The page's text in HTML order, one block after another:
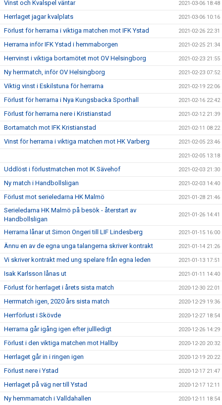
Vinst och Kvalspel väntar 2021-03-06 18:48
Herrlaget jagar kvalplats 2021-03-06 10:16
Förlust för herrarna i viktiga matchen mot IFK Ystad 2021-02-26 22:31
Herrarna inför IFK Ystad i hemmaborgen 2021-02-25 21:34
Herrvinst i viktiga bortamötet mot OV Helsingborg 2021-02-23 21:55
Ny herrmatch, inför OV Helsingborg 2021-02-23 07:52
Viktig vinst i Eskilstuna för herrarna 2021-02-19 22:06
Förlust för herrarna i Nya Kungsbacka Sporthall 2021-02-16 22:42
Förlust för herrarna nere i Kristianstad 2021-02-12 21:39
Bortamatch mot IFK Kristianstad 2021-02-11 08:22
Vinst för herrarna i viktiga matchen mot HK Varberg 2021-02-05 23:46
2021-02-05 13:18
Uddlöst i förlustmatchen mot IK Sävehof 2021-02-03 21:30
Ny match i Handbollsligan 2021-02-03 14:40
Förlust mot serieledarna HK Malmö 2021-01-28 21:46
Serieledarna HK Malmö på besök - återstart av
Handbollsligan
2021-01-26 14:41
Herrarna lånar ut Simon Ongeri till LIF Lindesberg 2021-01-15 16:00
Ännu en av de egna unga talangerna skriver kontrakt 2021-01-14 21:26
Vi skriver kontrakt med ung spelare från egna leden 2021-01-13 17:51
Isak Karlsson lånas ut 2021-01-11 14:40
Förlust för herrlaget i årets sista match 2020-12-30 22:01
Herrmatch igen, 2020 års sista match 2020-12-29 19:36
Herrförlust i Skövde 2020-12-27 18:54
Herrarna går igång igen efter jullledigt 2020-12-26 14:29
Förlust i den viktiga matchen mot Hallby 2020-12-20 20:32
Herrlaget går in i ringen igen 2020-12-19 20:22
Förlust nere i Ystad 2020-12-17 21:47
Herrlaget på väg ner till Ystad 2020-12-17 12:11
Ny hemmamatch i Valldahallen 2020-12-11 18:54